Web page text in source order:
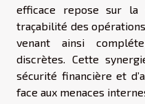
efficace repose sur la
traçabilité des
venant ainsi
discrètes. Cette
sécurité financière et
face aux menaces